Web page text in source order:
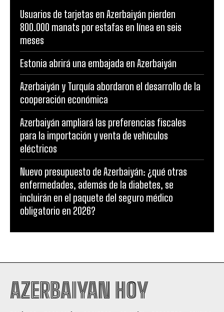
Usuarios de tarjetas en Azerbaiyán pierden
800.000 manats por estafas en línea en seis
meses
Estonia abrirá una embajada en Azerbaiyán
Azerbaiyán y Turquía abordaron el desarrollo de la
cooperación económica
Azerbaiyán ampliará las preferencias fiscales
para la importación y venta de vehículos
eléctricos
Nuevo presupuesto de Azerbaiyán: ¿qué otras
enfermedades, además de la diabetes, se
incluirán en el paquete del seguro médico
obligatorio en 2026?
AZERBAIYAN HOY